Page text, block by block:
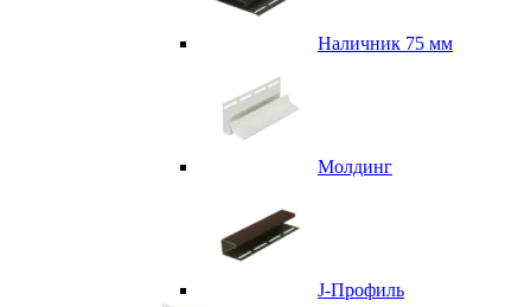
Наличник 75 мм
Молдинг
J-Профиль